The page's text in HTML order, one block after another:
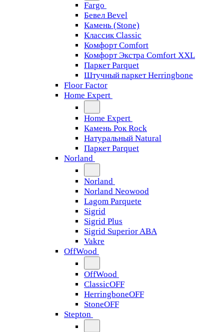
Fargo
Бевел Bevel
Камень (Stone)
Классик Classic
Комфорт Comfort
Комфорт Экстра Comfort XXL
Паркет Parquet
Штучный паркет Herringbone
Floor Factor
Home Expert
Home Expert
Камень Рок Rock
Натуральный Natural
Паркет Parquet
Norland
Norland
Norland Neowood
Lagom Parquete
Sigrid
Sigrid Plus
Sigrid Superior ABA
Vakre
OffWood
OffWood
ClassicOFF
HerringboneOFF
StoneOFF
Stepton